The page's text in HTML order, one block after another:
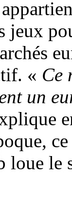
jeux
« Ce
un
loue le